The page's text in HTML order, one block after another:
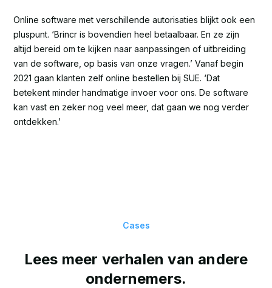
Online software met verschillende autorisaties blijkt ook een
pluspunt. ‘Brincr is bovendien heel betaalbaar. En ze zijn
altijd bereid om te kijken naar aanpassingen of uitbreiding
van de software, op basis van onze vragen.’ Vanaf begin
2021 gaan klanten zelf online bestellen bij SUE. ‘Dat
betekent minder handmatige invoer voor ons. De software
kan vast en zeker nog veel meer, dat gaan we nog verder
ontdekken.’
Cases
Lees meer verhalen van andere
ondernemers.